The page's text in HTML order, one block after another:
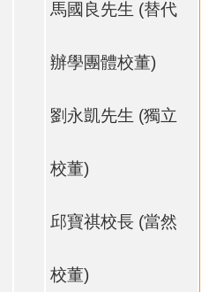
馬國良先生 (替代
辦學團體校董)
劉永凱先生 (獨立
校董)
邱寶祺校長 (當然
校董)